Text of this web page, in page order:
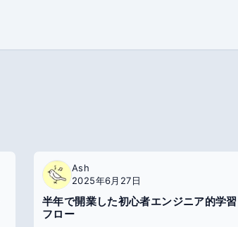
Ash
2025年6月27日
半年で開業した初心者エンジニア的学習
フロー